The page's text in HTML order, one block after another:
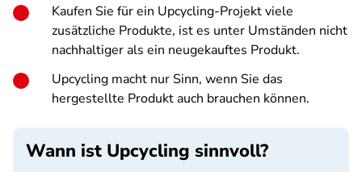
Kaufen Sie für ein Upcycling-Projekt viele
zusätzliche Produkte, ist es unter Umständen nicht
nachhaltiger als ein neugekauftes Produkt.
Upcycling macht nur Sinn, wenn Sie das
hergestellte Produkt auch brauchen können.
Wann ist Upcycling sinnvoll?